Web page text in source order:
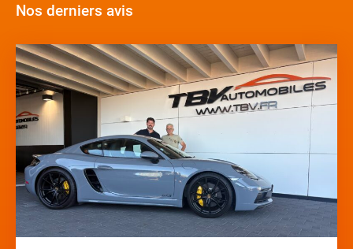
Nos derniers avis